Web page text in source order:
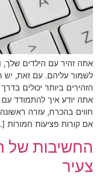
אתה זהיר עם הילדים שלך,
לשמור עליהם. עם זאת, יש
הזהירים ביותר יכולים
אתה יודע איך להתמודד
חווים בהכרח, עזרה
אם קורות פציעות חמורות
החשיבות של
צעיר